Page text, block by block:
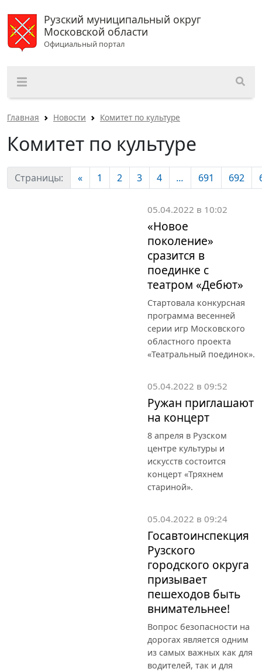
Рузский муниципальный округ
Московской области
Официальный портал
Главная Новости Комитет по культуре
Комитет по культуре
Страницы: « 1 2 3 4 ... 691 692
05.04.2022 в 10:02
«Новое
поколение»
сразится в
поединке с
театром «Дебют»
Стартовала конкурсная
программа весенней
серии игр Московского
областного проекта
«Театральный поединок».
05.04.2022 в 09:52
Ружан приглашают
на концерт
8 апреля в Рузском
центре культуры и
искусств состоится
концерт «Тряхнем
стариной».
05.04.2022 в 09:24
Госавтоинспекция
Рузского
городского округа
призывает
пешеходов быть
внимательнее!
Вопрос безопасности на
дорогах является одним
из самых важных как для
водителей, так и для